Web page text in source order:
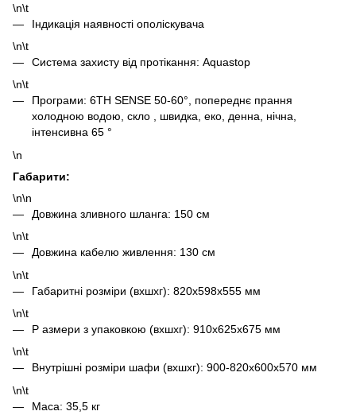
\n\t
Індикація наявності ополіскувача
\n\t
Система захисту від протікання: Aquastop
\n\t
Програми: 6TH SENSE 50-60°, попереднє прання
холодною водою, скло , швидка, еко, денна, нічна,
інтенсивна 65 °
\n
Габарити:
\n\n
Довжина зливного шланга: 150 см
\n\t
Довжина кабелю живлення: 130 см
\n\t
Габаритні розміри (вxшxг): 820x598x555 мм
\n\t
Р азмери з упаковкою (вxшxг): 910x625x675 мм
\n\t
Внутрішні розміри шафи (вxшxг): 900-820x600x570 мм
\n\t
Маса: 35,5 кг